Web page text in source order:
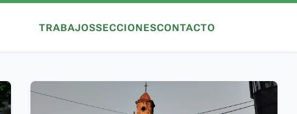
TRABAJOSSECCIONESCONTACTO